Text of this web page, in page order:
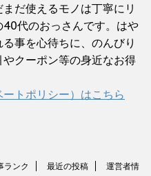
だ使えるモノは丁寧にリ
代のおっさんです。はや
事を心待ちに、のんびり
クーポン等の身近なお得
トポリシー）はこちら
ランク 最近の投稿
運営者情